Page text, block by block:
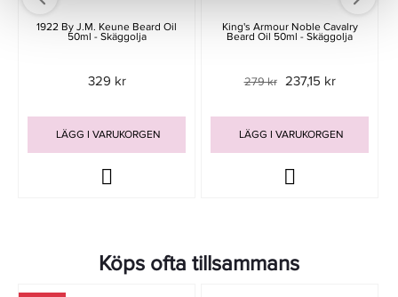
1922 By J.M. Keune Beard Oil
50ml - Skäggolja
329 kr
LÄGG I VARUKORGEN
King's Armour Noble Cavalry
Beard Oil 50ml - Skäggolja
279 kr 237,15 kr
LÄGG I VARUKORGEN
Köps ofta tillsammans